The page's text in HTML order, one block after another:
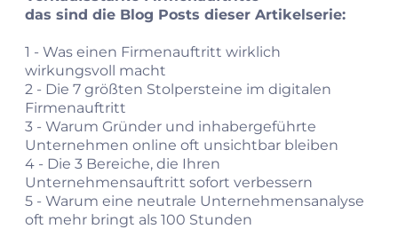
das sind die Blog Posts dieser Artikelserie:
1 - Was einen Firmenauftritt wirklich
wirkungsvoll macht
2 - Die 7 größten Stolpersteine im digitalen
Firmenauftritt
3 - Warum Gründer und inhabergeführte
Unternehmen online oft unsichtbar bleiben
4 - Die 3 Bereiche, die Ihren
Unternehmensauftritt sofort verbessern
5 - Warum eine neutrale Unternehmensanalyse
oft mehr bringt als 100 Stunden